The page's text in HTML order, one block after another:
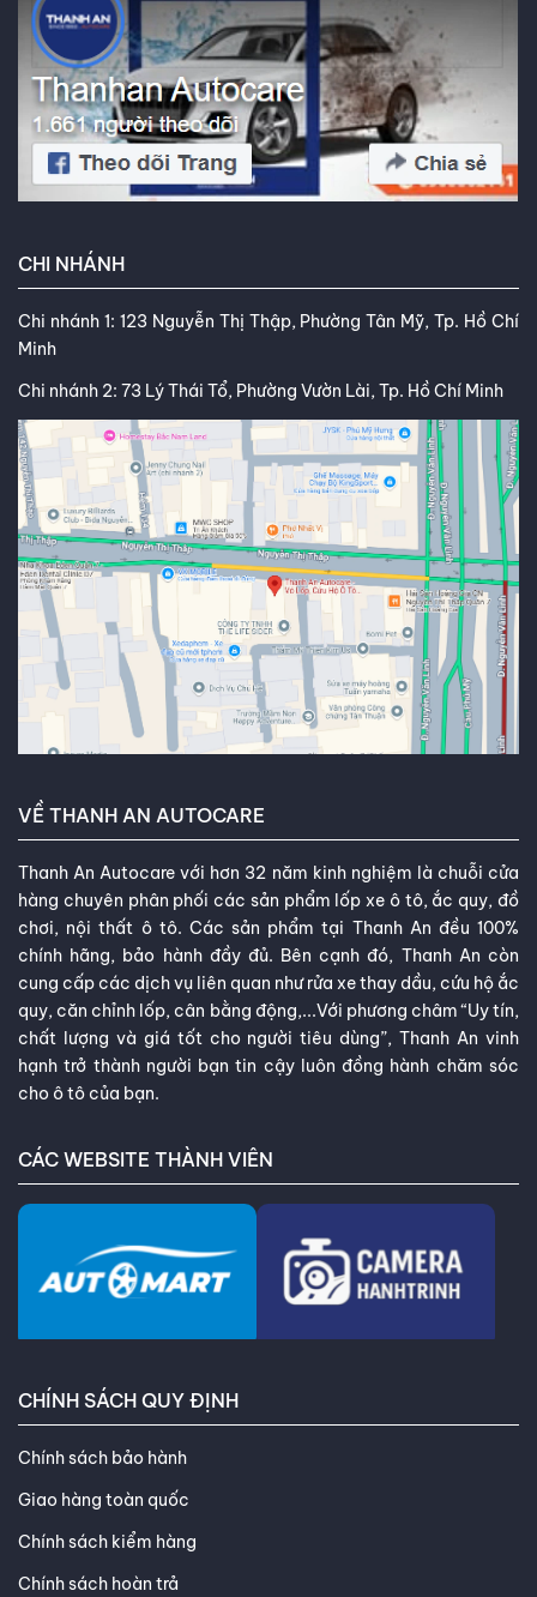
CHI NHÁNH
Chi nhánh 1: 123 Nguyễn Thị Thập, Phường Tân Mỹ, Tp. Hồ Chí
Minh
Chi nhánh 2: 73 Lý Thái Tổ, Phường Vườn Lài, Tp. Hồ Chí Minh
VỀ THANH AN AUTOCARE
Thanh An Autocare với hơn 32 năm kinh nghiệm là chuỗi cửa
hàng chuyên phân phối các sản phẩm lốp xe ô tô, ắc quy, đồ
chơi, nội thất ô tô. Các sản phẩm tại Thanh An đều 100%
chính hãng, bảo hành đầy đủ. Bên cạnh đó, Thanh An còn
cung cấp các dịch vụ liên quan như rửa xe thay dầu, cứu hộ ắc
quy, căn chỉnh lốp, cân bằng động,...Với phương châm “Uy tín,
chất lượng và giá tốt cho người tiêu dùng”, Thanh An vinh
hạnh trở thành người bạn tin cậy luôn đồng hành chăm sóc
cho ô tô của bạn.
CÁC WEBSITE THÀNH VIÊN
CHÍNH SÁCH QUY ĐỊNH
Chính sách bảo hành
Giao hàng toàn quốc
Chính sách kiểm hàng
Chính sách hoàn trả